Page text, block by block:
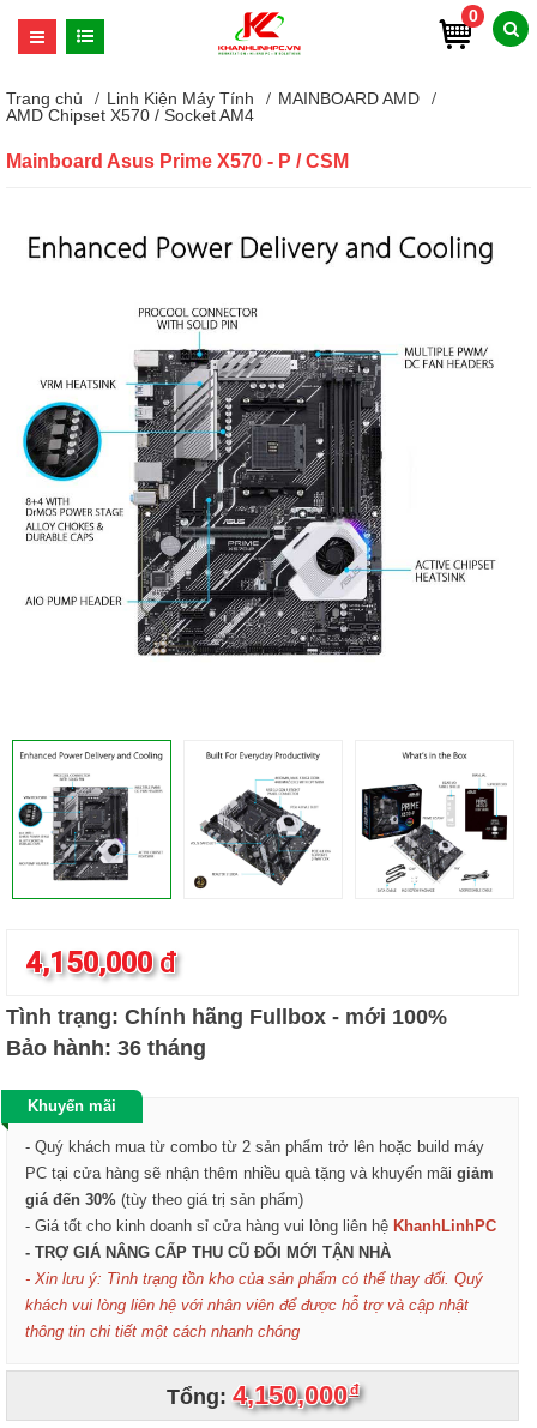
0
Trang chủ Linh Kiện Máy Tính
MAINBOARD AMD
AMD Chipset X570 / Socket AM4
Mainboard Asus Prime X570 - P / CSM
4,150,000đ
Tình trạng: Chính hãng Fullbox - mới 100%
Bảo hành: 36 tháng
Khuyến mãi
- Quý khách mua từ combo từ 2 sản phẩm trở lên hoặc build máy
PC tại cửa hàng sẽ nhận thêm nhiều quà tặng và khuyến mãi giảm
giá đến 30% (tùy theo giá trị sản phẩm)
- Giá tốt cho kinh doanh sỉ cửa hàng vui lòng liên hệ KhanhLinhPC
- TRỢ GIÁ NÂNG CẤP THU CŨ ĐỔI MỚI TẬN NHÀ
- Xin lưu ý: Tình trạng tồn kho của sản phẩm có thể thay đổi. Quý
khách vui lòng liên hệ với nhân viên để được hỗ trợ và cập nhật
thông tin chi tiết một cách nhanh chóng
Tổng: 4,150,000đ